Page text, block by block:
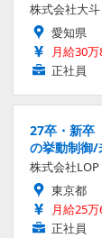
株式会社大斗
愛知県
月給30
正社員
27卒・新卒
の挙動制御/
株式会社LOP
東京都
月給25
正社員